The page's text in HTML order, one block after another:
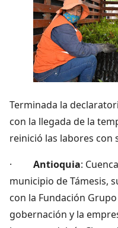
Terminada la
con la llegada de la
reinició las labores
· Antioquia:
municipio de Támesis,
con la Fundación
gobernación y la